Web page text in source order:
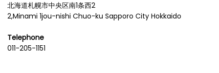
北海道札幌市中央区南1条西2
2,Minami 1jou-nishi Chuo-ku Sapporo City Hokkaido
Telephone
011-205-1151